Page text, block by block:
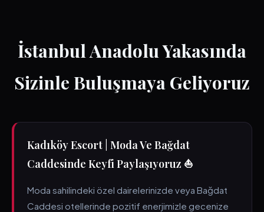
İstanbul Anadolu Yakasında
Sizinle Buluşmaya Geliyoruz
Kadıköy Escort | Moda Ve Bağdat
Caddesinde Keyfi Paylaşıyoruz ⛵
Moda sahilindeki özel dairelerinizde veya Bağdat
Caddesi otellerinde pozitif enerjimizle gecenize